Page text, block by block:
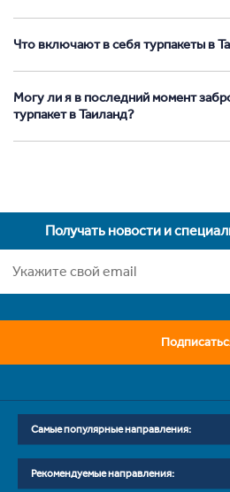
Что включают в себя турпакеты в
Могу ли я в последний момент
турпакет в Таиланд?
Получать новости и
Самые популярные направления:
Рекомендуемые направления: